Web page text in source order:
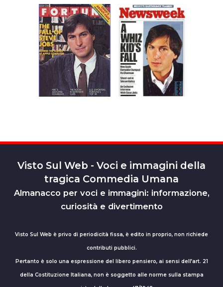
Visto Sul Web - Voci e immagini della
tragica Commedia Umana
Almanacco per voci e immagini: informazione,
curiosità e divertimento
Visto Sul Web è privo di periodicità fissa, è edito in proprio, non richiede
contributi pubblici.
Pertanto è solo una espressione del libero pensiero, ai sensi dell’art. 21
della Costituzione Italiana, non è soggetto alle norme sulla stampa